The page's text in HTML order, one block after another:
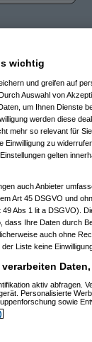
wichtig
und greifen auf
Auswahl von
um Ihnen Dienste
werden diese
mehr so relevant für
Einwilligung zu
gelten
auch Anbieter
Art 45 DSGVO und
Abs 1 lit a DSGVO).
dass Ihre Daten durch
auch ohne
Liste keine
aktiv abfragen.
Personalisierte
sowie